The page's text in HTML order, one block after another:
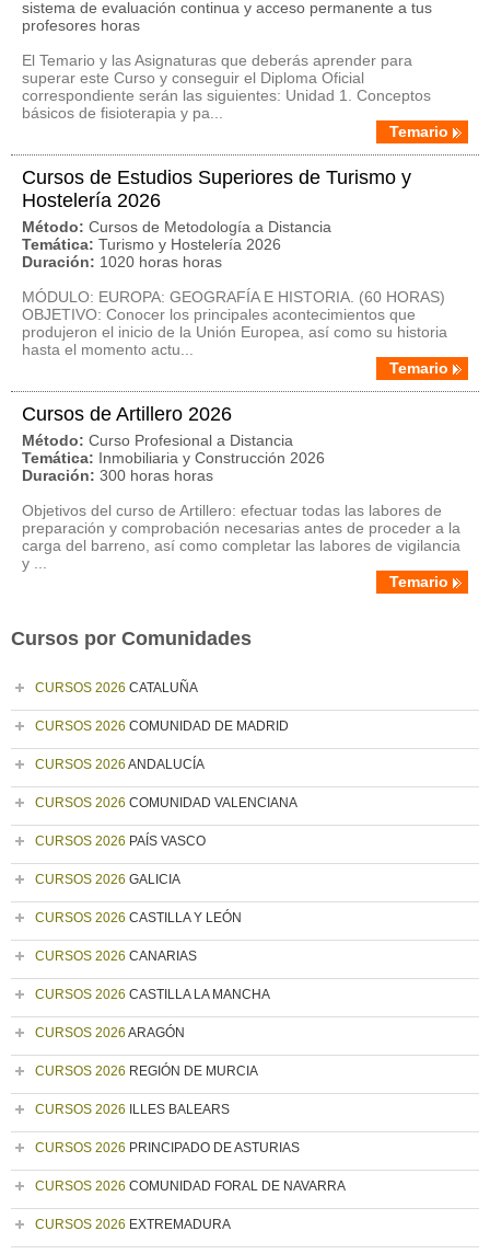
sistema de evaluación continua y acceso permanente a tus
profesores horas
El Temario y las Asignaturas que deberás aprender para
superar este Curso y conseguir el Diploma Oficial
correspondiente serán las siguientes: Unidad 1. Conceptos
básicos de fisioterapia y pa...
Temario
Cursos de Estudios Superiores de Turismo y
Hostelería 2026
Método: Cursos de Metodología a Distancia
Temática: Turismo y Hostelería 2026
Duración: 1020 horas horas
MÓDULO: EUROPA: GEOGRAFÍA E HISTORIA. (60 HORAS)
OBJETIVO: Conocer los principales acontecimientos que
produjeron el inicio de la Unión Europea, así como su historia
hasta el momento actu...
Temario
Cursos de Artillero 2026
Método: Curso Profesional a Distancia
Temática: Inmobiliaria y Construcción 2026
Duración: 300 horas horas
Objetivos del curso de Artillero: efectuar todas las labores de
preparación y comprobación necesarias antes de proceder a la
carga del barreno, así como completar las labores de vigilancia
y ...
Temario
Cursos por Comunidades
CURSOS 2026 CATALUÑA
CURSOS 2026 COMUNIDAD DE MADRID
CURSOS 2026 ANDALUCÍA
CURSOS 2026 COMUNIDAD VALENCIANA
CURSOS 2026 PAÍS VASCO
CURSOS 2026 GALICIA
CURSOS 2026 CASTILLA Y LEÓN
CURSOS 2026 CANARIAS
CURSOS 2026 CASTILLA LA MANCHA
CURSOS 2026 ARAGÓN
CURSOS 2026 REGIÓN DE MURCIA
CURSOS 2026 ILLES BALEARS
CURSOS 2026 PRINCIPADO DE ASTURIAS
CURSOS 2026 COMUNIDAD FORAL DE NAVARRA
CURSOS 2026 EXTREMADURA